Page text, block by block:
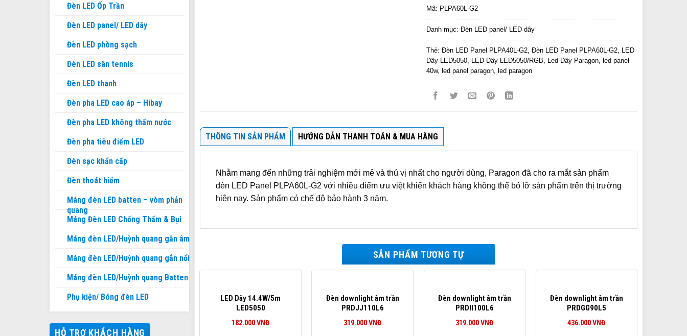
Đèn LED Ốp Trần
Đèn LED panel/ LED dây
Đèn LED phòng sạch
Đèn LED sân tennis
Đèn LED thanh
Đèn pha LED cao áp – Hibay
Đèn pha LED không thấm nước
Đèn pha tiêu điểm LED
Đèn sạc khẩn cấp
Đèn thoát hiểm
Máng đèn LED batten – vòm phản
quang
Máng Đèn LED Chống Thấm & Bụi
Máng đèn LED/Huỳnh quang gắn âm
Máng đèn LED/Huỳnh quang gắn nổi
Máng đèn LED/Huỳnh quang Batten
Phụ kiện/ Bóng đèn LED
HỖ TRỢ KHÁCH HÀNG
Mã: PLPA60L-G2
Danh mục: Đèn LED panel/ LED dây
Thẻ: Đèn LED Panel PLPA40L-G2, Đèn LED Panel PLPA60L-G2,
LED
Dây LED5050, LED Dây LED5050/RGB Led Dây Paragon,
led panel
40w, led panel paragon, led paragon
THÔNG TIN SẢN PHẨM HƯỚNG DẪN THANH TOÁN & MUA HÀNG
Nhằm mang đến những trải nghiệm mới mẻ và thú vị nhất cho người dùng, Paragon đã cho ra mắt sản phẩm
đèn LED Panel PLPA60L-G2 với nhiều điểm ưu việt khiến khách hàng không thể bỏ lỡ sản phẩm trên thị trường
hiện nay. Sản phẩm có chế độ bảo hành 3 năm.
SẢN PHẨM TƯƠNG TỰ
LED Dây 14.4W/5m
LED5050
182.000VNĐ
Đèn downlight âm trần
PRDJJ110L6
319.000VNĐ
Đèn downlight âm trần
PRDII100L6
319.000VNĐ
Đèn downlight âm trần
PRDGG90L5
436.000VNĐ